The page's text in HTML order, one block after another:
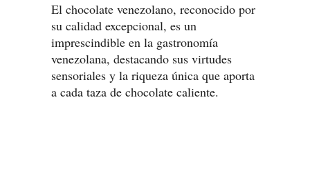
El chocolate venezolano, reconocido por
su calidad excepcional, es un
imprescindible en la gastronomía
venezolana, destacando sus virtudes
sensoriales y la riqueza única que aporta
a cada taza de chocolate caliente.